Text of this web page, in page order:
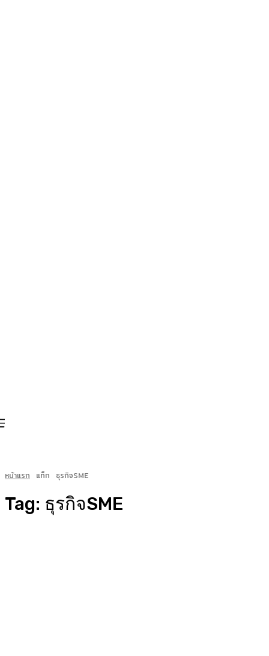
หน้าแรก แท็ก ธุรกิจSME
Tag: ธุรกิจSME